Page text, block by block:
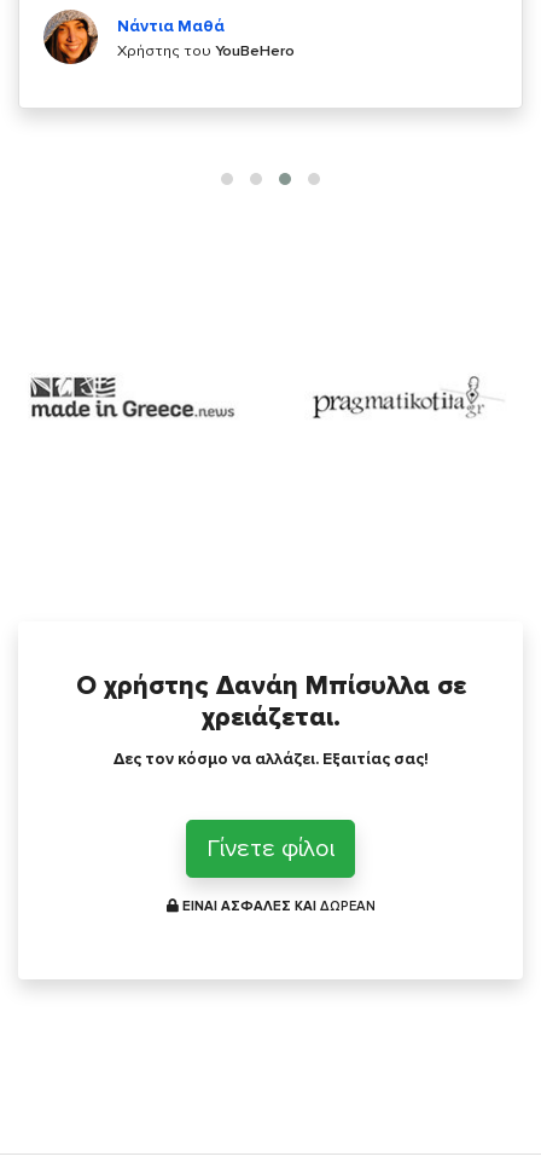
Χρήστης τουYouBeHero
Ο χρήστης Δανάη Μπίσυλλα σε
χρειάζεται.
Δες τον κόσμο να αλλάζει. Εξαιτίας σας!
Γίνετε φίλοι
ΕΙΝΑΙ ΑΣΦΑΛΕΣ ΚΑΙ ΔΩΡΕΑΝ